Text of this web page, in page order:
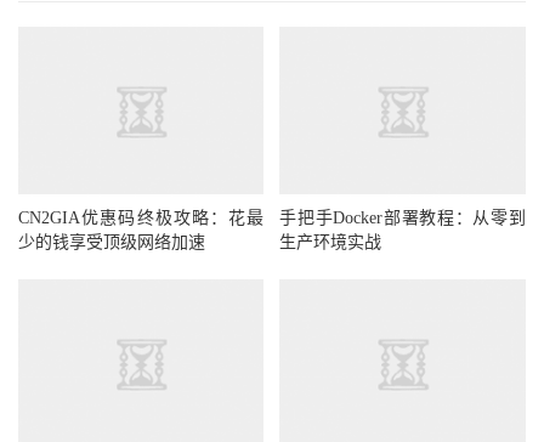
CN2GIA优惠码终极攻略：花最
少的钱享受顶级网络加速
手把手Docker部署教程：从零到
生产环境实战